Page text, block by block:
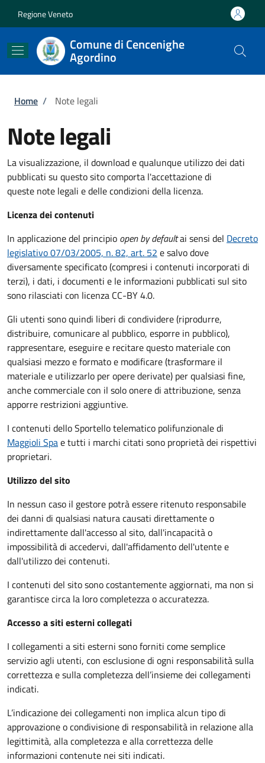
Regione Veneto
Comune di Cencenighe
Agordino
Briciole di pane
Home / Note legali
Note legali
La visualizzazione, il download e qualunque utilizzo dei dati
pubblicati su questo sito comporta l'accettazione di
queste note legali e delle condizioni della licenza.
Licenza dei contenuti
In applicazione del principio open by defaultai sensi del Decreto
legislativo 07/03/2005, n. 82, art. 52 e salvo dove
diversamente specificato (compresi i contenuti incorporati di
terzi), i dati, i documenti e le informazioni pubblicati sul sito
sono rilasciati con licenza CC-BY 4.0.
Gli utenti sono quindi liberi di condividere (riprodurre,
distribuire, comunicare al pubblico, esporre in pubblico),
rappresentare, eseguire e recitare questo materiale con
qualsiasi mezzo e formato e modificare (trasformare il
materiale e utilizzarlo per opere derivate) per qualsiasi fine,
anche commerciale con il solo onere di attribuzione, senza
apporre restrizioni aggiuntive.
I contenuti dello Sportello telematico polifunzionaledi
Maggioli Spae tutti i marchi citati sono proprietà dei rispettivi
proprietari.
Utilizzo del sito
In nessun caso il gestore potrà essere ritenuto responsabile
dei danni di qualsiasi natura causati direttamente o
indirettamente dall'accesso al sito, dall'incapacità o
impossibilità di accedervi, dall'affidamento dell'utente e
dall'utilizzo dei contenuti.
I contenuti del sito sono costantemente aggiornati, ma non si
garantisce circa la loro completezza o accuratezza.
Accesso a siti esterni collegati
I collegamenti a siti esterni sono forniti come semplice
servizio agli utenti, con esclusione di ogni responsabilità sulla
correttezza e sulla completezza dell’insieme dei collegamenti
indicati.
L’indicazione dei collegamenti non implica alcun tipo di
approvazione o condivisione di responsabilità in relazione alla
legittimità, alla completezza e alla correttezza delle
informazioni contenute nei siti indicati.